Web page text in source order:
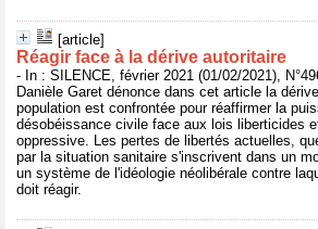
[article]
Réagir face à la dérive autoritaire
- In : SILENCE, février 2021 (01/02/2021),
Danièle Garet dénonce dans cet article la
population est confrontée pour réaffirmer la
désobéissance civile face aux lois liberticides
oppressive. Les pertes de libertés actuelles,
par la situation sanitaire s'inscrivent dans un
un système de l'idéologie néolibérale contre
doit réagir.